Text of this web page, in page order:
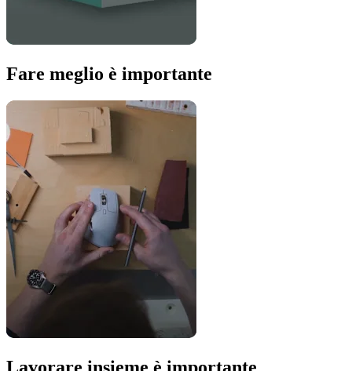
Fare meglio è importante